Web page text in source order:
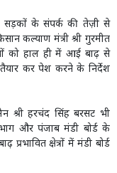
सड़कों के संपर्क की तेज़ी से
कल्याण मंत्री श्री गुरमीत
को हाल ही में आई बाढ़ से
कर पेश करने के निर्देश
श्री हरचंद सिंह बरसट भी
और पंजाब मंडी बोर्ड के
क्षेत्रों में मंडी बोर्ड